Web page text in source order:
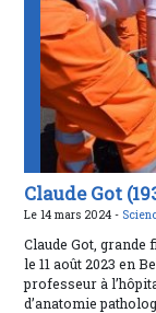
Claude Got
Le 14 mars 2024 -
Claude Got, grande
le 11 août 2023 en
professeur à
d’anatomie